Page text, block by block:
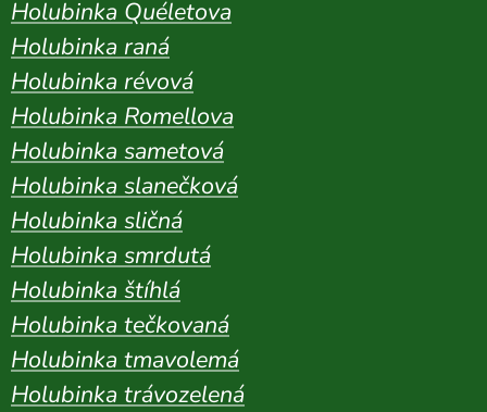
Holubinka Quéletova
Holubinka raná
Holubinka révová
Holubinka Romellova
Holubinka sametová
Holubinka slanečková
Holubinka sličná
Holubinka smrdutá
Holubinka štíhlá
Holubinka tečkovaná
Holubinka tmavolemá
Holubinka trávozelená